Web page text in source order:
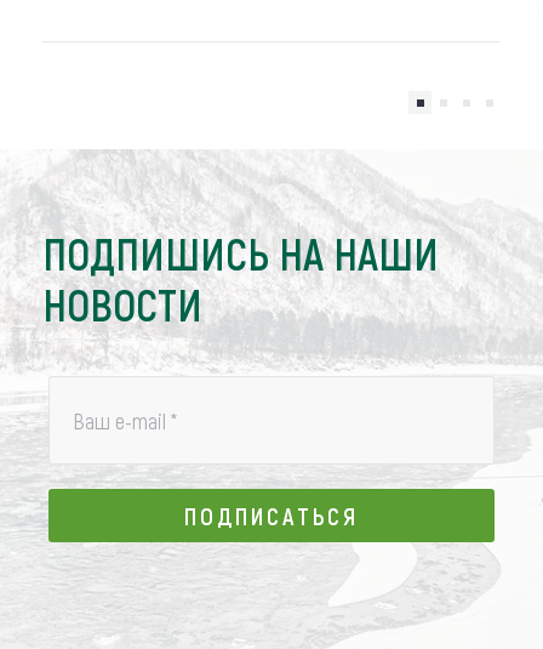
ПОДПИШИСЬ НА НАШИ
НОВОСТИ
Ваш e-mail *
ПОДПИСАТЬСЯ
ПОДПИСАТЬСЯ